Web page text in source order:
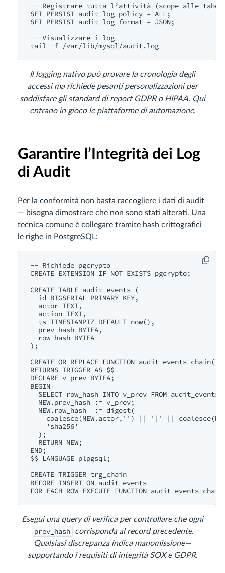
-- Registrare tutta l’attività (scope alle
SET PERSIST audit_log_policy = ALL;
SET PERSIST audit_log_format = JSON;
-- Visualizzare i log
Il logging nativo può provare la cronologia degli
accessi ma richiede pesanti personalizzazioni per
soddisfare gli standard di report GDPR o HIPAA. Qui
entrano in gioco le piattaforme di automazione.
Garantire l’Integrità dei Log
di Audit
Per la conformità non basta raccogliere i dati di audit
— bisogna dimostrare che non sono stati alterati. Una
tecnica comune è collegare tramite hash crittografici
le righe in PostgreSQL:
-- Richiede pgcrypto
CREATE EXTENSION IF NOT EXISTS pgcrypto;
CREATE TABLE audit_events (
  id BIGSERIAL PRIMARY KEY,
  actor TEXT,
  action TEXT,
  ts TIMESTAMPTZ DEFAULT now(),
  prev_hash BYTEA,
  row_hash BYTEA
);
CREATE OR REPLACE FUNCTION audit_events_chain()
RETURNS TRIGGER AS $$
DECLARE v_prev BYTEA;
BEGIN
SELECT row_hash INTO v_prev FROM audit_events
  NEW.prev_hash := v_prev;
  NEW.row_hash  := digest(
coalesce(NEW.actor,'') || '|' ||
    'sha256'
  );
  RETURN NEW;
END;
$$ LANGUAGE plpgsql;
CREATE TRIGGER trg_chain
BEFORE INSERT ON audit_events
Esegui una query di verifica per controllare che ogni
prev_hash
corrisponda al record precedente.
Qualsiasi discrepanza indica manomissione—
supportando i requisiti di integrità SOX e GDPR.